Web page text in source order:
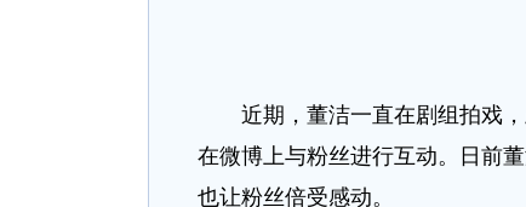
近期，董洁一直在剧组拍戏，
在微博上与粉丝进行互动。日前
也让粉丝倍受感动。